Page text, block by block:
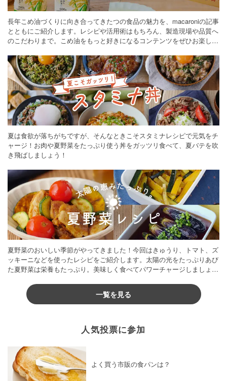
長年こめ油づくりに向き合ってきたつの食品の魅力を、macaroniの記事
とともにご紹介します。レシピや活用術はもちろん、製造現場や品質へ
のこだわりまで。こめ油をもっと好きになるコンテンツをぜひお楽しみ
夏は食欲が落ちがちですが、そんなときこそスタミナレシピで元気をチ
ャージ！お肉や夏野菜をたっぷり使う丼をガッツリ食べて、夏バテを吹
き飛ばしましょう！
夏野菜のおいしい季節がやってきました！今回はきゅうり、トマト、ズ
ッキーニなどを使ったレシピをご紹介します。太陽の光をたっぷりあび
た夏野菜は栄養もたっぷり。美味しく食べてパワーチャージしましょう
一覧を見る
人気投票に参加
よく買う市販の食パンは？